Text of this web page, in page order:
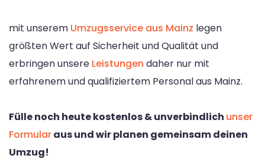
mit unserem Umzugsservice aus Mainz legen
größten Wert auf Sicherheit und Qualität und
erbringen unsere Leistungen daher nur mit
erfahrenem und qualifiziertem Personal aus Mainz.
Fülle noch heute kostenlos & unverbindlich unser
Formularaus und wir planen gemeinsam deinen
Umzug!